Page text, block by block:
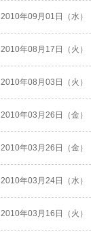
2010年09月01日（水）
2010年08月17日（火）
2010年08月03日（火）
2010年03月26日（金）
2010年03月26日（金）
2010年03月24日（水）
2010年03月16日（火）